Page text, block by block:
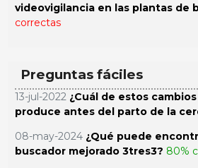
videovigilancia en las plantas de
correctas
Preguntas fáciles
13-jul-2022 ¿Cuál de estos
produce antes del parto de la
08-may-2024 ¿Qué puede
buscador mejorado 3tres3? 80%